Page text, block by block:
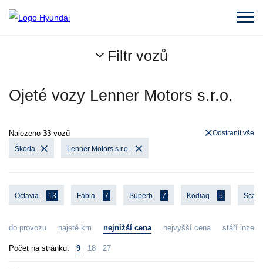
Filtr vozů
Ojeté vozy Lenner Motors s.r.o.
Nalezeno 33 vozů
Škoda Lenner Motors s.r.o.
Odstranit vše
Octavia 13 Fabia 7 Superb 7 Kodiaq 5 Scala
do provozu najeté km nejnižší cena nejvyšší cena stáří
Počet na stránku: 9 18 27